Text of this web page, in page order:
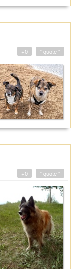
" quote "
+0
" quote "
+0